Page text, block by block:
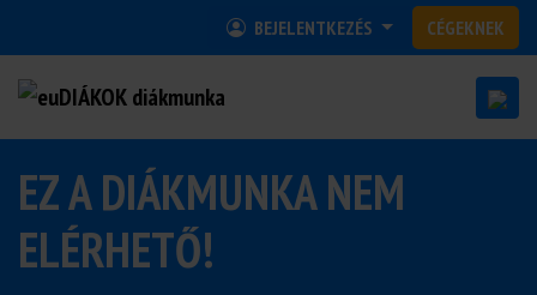
BEJELENTKEZÉS CÉGEKNEK
EZ A DIÁKMUNKA NEM
ELÉRHETŐ!